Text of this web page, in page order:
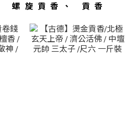
螺旋貢香、 貢香